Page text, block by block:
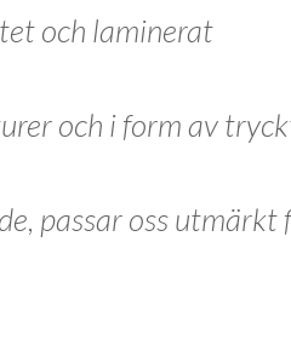
och laminerat
och i form av
passar oss